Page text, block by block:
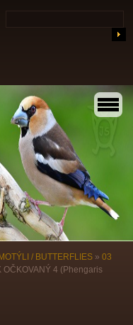
/ BUTTERFLIES » 03
OČKOVANÝ 4 (Phengaris